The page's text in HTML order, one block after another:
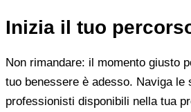
Inizia il tuo
Non rimandare: il momento giusto
tuo benessere è adesso. Naviga le
professionisti disponibili nella tua